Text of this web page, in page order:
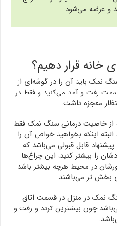
و عرضه می‌شود
قرار دهیم؟
نمک باید آن را در گوشه‌ای از
رفت‌ و آمد می‌کنید و فقط در
معجزه داشت.
از خاصیت درمانی سنگ نمک فقط
اینکه بخواهید خواص آن را
قابل قبولی می‌باشد که
را بیشتر کنید، این چراغ‌ها
در محیط هرچه بیشتر باشد
بخش تر می‌باشند.
نمک در منزل در قسمت اتاق
چون بیشترین تردد و رفت و